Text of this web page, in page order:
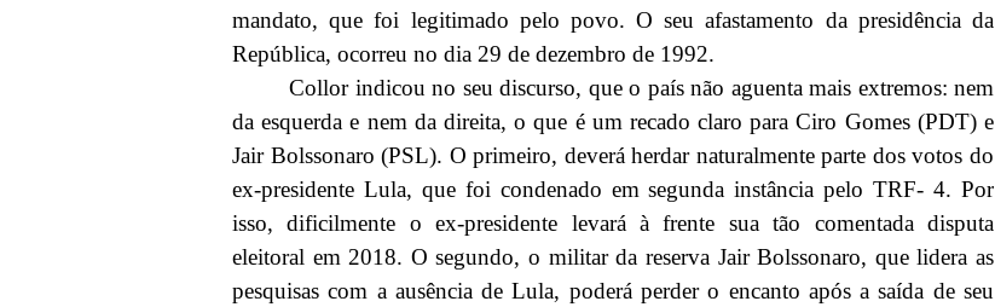
mandato, que foi legitimado pelo povo. O seu afastamento da presidência da
República, ocorreu no dia 29 de dezembro de 1992.
Collor indicou no seu discurso, que o país não aguenta mais extremos: nem
da esquerda e nem da direita, o que é um recado claro para Ciro Gomes (PDT) e
Jair Bolssonaro (PSL). O primeiro, deverá herdar naturalmente parte dos votos do
ex-presidente Lula, que foi condenado em segunda instância pelo TRF- 4. Por
isso, dificilmente o ex-presidente levará à frente sua tão comentada disputa
eleitoral em 2018. O segundo, o militar da reserva Jair Bolssonaro, que lidera as
pesquisas com a ausência de Lula, poderá perder o encanto após a saída de seu